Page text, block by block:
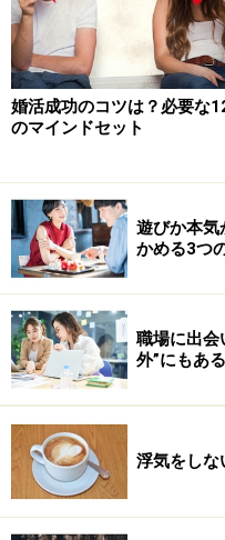
「怖い」と感じる人は、
不安を抱えているでしょ
・自分のプロフィール写
・アプローチしてくる
ある通りなのか分からな
・もしかすると相手が
しまう。
……というような意見はよ
また、オンライン婚活で
本当は自然と出会いた
これらのことは、もっと
しかし、そうしたデメリ
向けるというのは得策で
婚活成功のコツは？必要な
のマインドセット
遊びか本
かめる3つ
職場に出会
外”にもあ
浮気をしな